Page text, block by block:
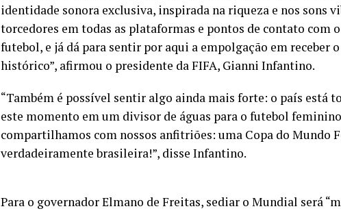
identidade sonora exclusiva, inspirada na riqueza e nos sons
torcedores em todas as plataformas e pontos de contato
futebol, e já dá para sentir por aqui a empolgação em receber
histórico”, afirmou o presidente da FIFA, Gianni Infantino.
“Também é possível sentir algo ainda mais forte: o país
este momento em um divisor de águas para o futebol
compartilhamos com nossos anfitriões: uma Copa do Mundo
verdadeiramente brasileira!”, disse Infantino.
Para o governador Elmano de Freitas, sediar o Mundial será